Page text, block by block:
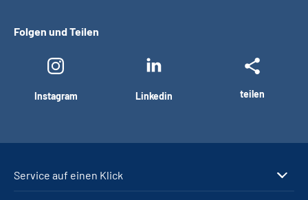
Folgen und Teilen
Instagram Linkedin teilen
Service auf einen Klick